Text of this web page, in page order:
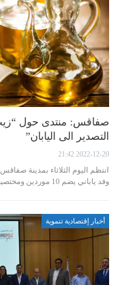
صفاقس: منتدى حول “زيت
التصدير الى اليابان”
2022-12-20 21:42
انتظم اليوم الثلاثاء بمدينة
وفد ياباني يضم 10 موردين ومختصين في زيت…
أخبار إقتصادية تنموية